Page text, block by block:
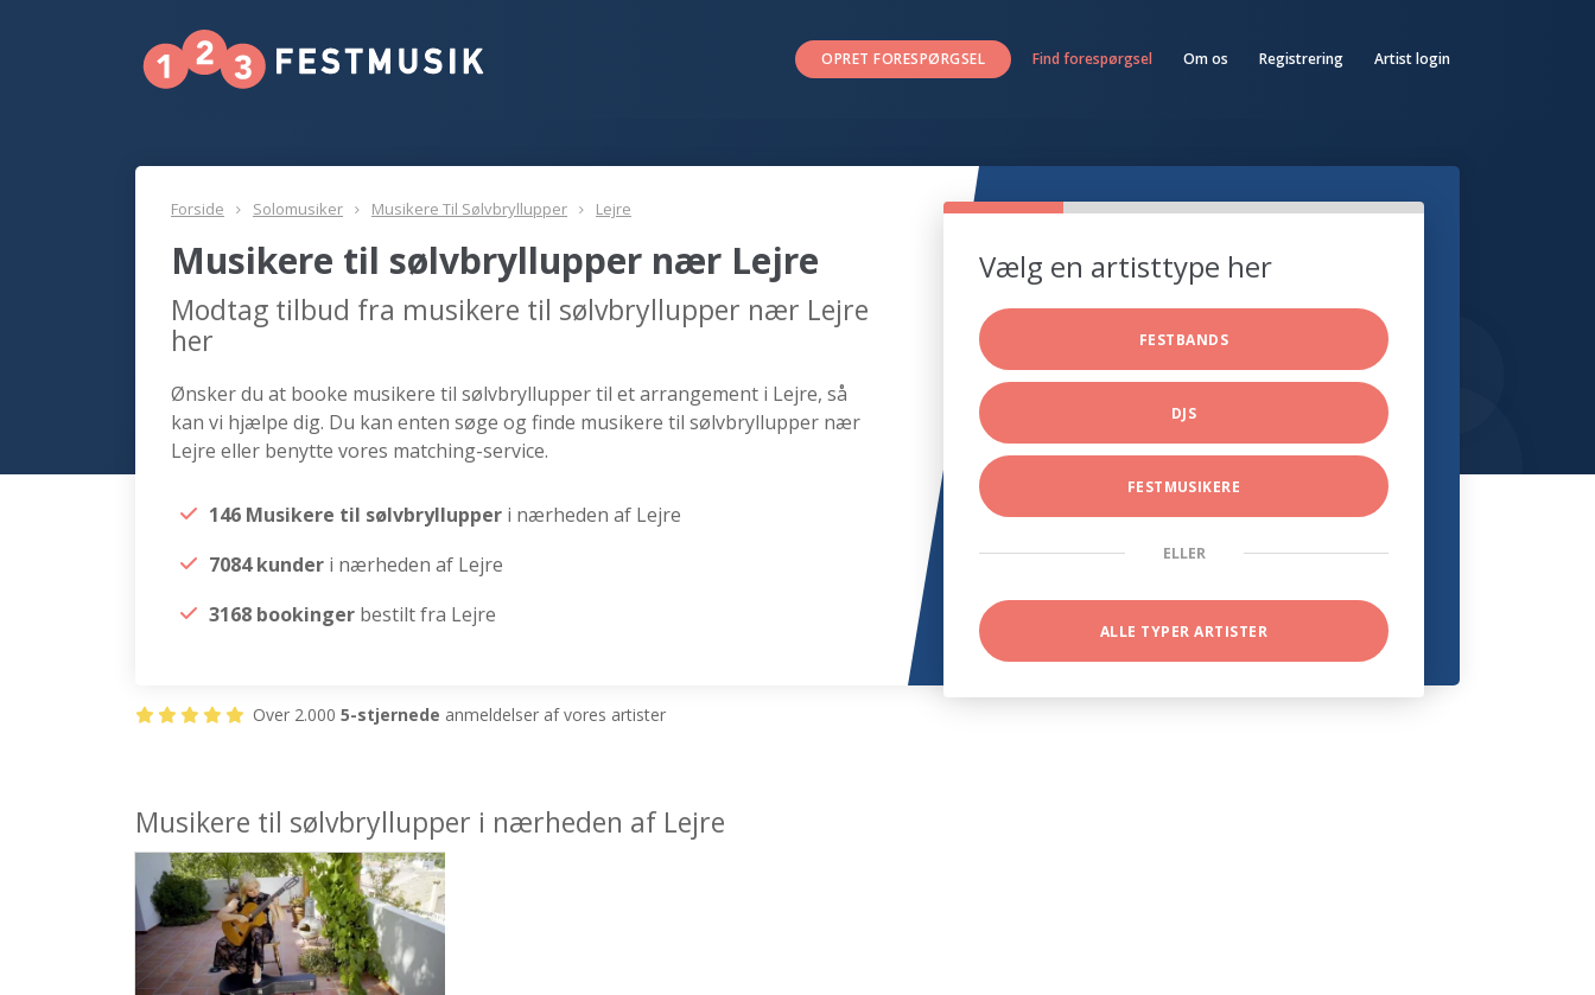
OPRET FORESPØRGSEL Find forespørgsel Om os Registrering Artist login
Forside Solomusiker Musikere Til Sølvbryllupper Lejre
Musikere til sølvbryllupper nær Lejre
Modtag tilbud fra musikere til sølvbryllupper nær Lejre
her
Ønsker du at booke musikere til sølvbryllupper til et arrangement i Lejre, så
kan vi hjælpe dig. Du kan enten søge og finde musikere til sølvbryllupper nær
Lejre eller benytte vores matching-service.
146 Musikere til sølvbryllupper i nærheden af Lejre
7084 kunder i nærheden af Lejre
3168 bookinger bestilt fra Lejre
Vælg en artisttype her
FESTBANDS
DJS
FESTMUSIKERE
ELLER
ALLE TYPER ARTISTER
Over 2.000 5-stjernede anmeldelser af vores artister
Musikere til sølvbryllupper i nærheden af Lejre